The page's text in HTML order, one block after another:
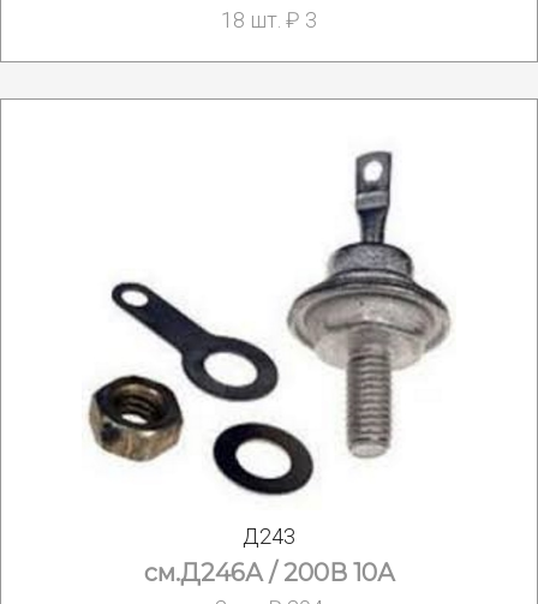
18 шт. ₽ 3
Д243
см.Д246А / 200В 10А